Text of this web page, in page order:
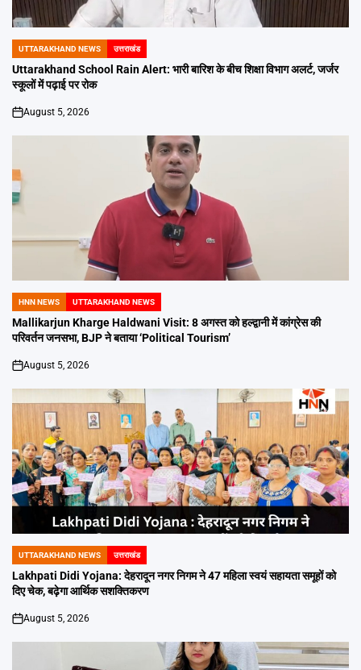
POSTED
IN
UTTARAKHAND NEWS उत्तराखंड
Uttarakhand School Rain Alert: भारी बारिश के बीच शिक्षा विभाग अलर्ट, जर्जर
स्कूलों में पढ़ाई पर रोक
on
August 5, 2026
POSTED
IN
HNN NEWS UTTARAKHAND NEWS
Mallikarjun Kharge Haldwani Visit: 8 अगस्त को हल्द्वानी में कांग्रेस की
परिवर्तन जनसभा, BJP ने बताया ‘Political Tourism’
on
August 5, 2026
POSTED
IN
UTTARAKHAND NEWS उत्तराखंड
Lakhpati Didi Yojana: देहरादून नगर निगम ने 47 महिला स्वयं सहायता समूहों को
दिए चेक, बढ़ेगा आर्थिक सशक्तिकरण
on
August 5, 2026